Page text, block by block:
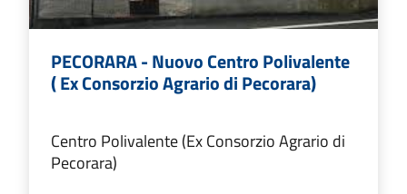
PECORARA - Nuovo Centro Polivalente
( Ex Consorzio Agrario di Pecorara)
Centro Polivalente (Ex Consorzio Agrario di
Pecorara)